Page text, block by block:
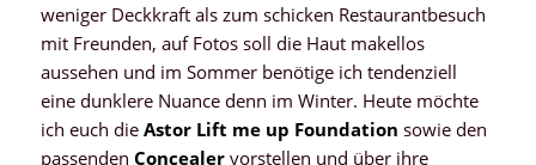
weniger Deckkraft als zum schicken Restaurantbesuch
mit Freunden, auf Fotos soll die Haut makellos
aussehen und im Sommer benötige ich tendenziell
eine dunklere Nuance denn im Winter. Heute möchte
ich euch die Astor Lift me up Foundation sowie den
passenden Concealervorstellen und über ihre